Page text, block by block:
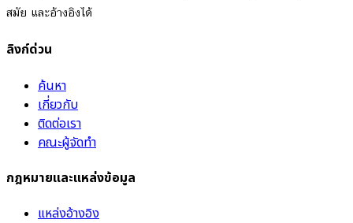
สมัย และอ้างอิงได้
ลิงก์ด่วน
ค้นหา
เกี่ยวกับ
ติดต่อเรา
คณะผู้จัดทำ
กฎหมายและแหล่งข้อมูล
แหล่งอ้างอิง